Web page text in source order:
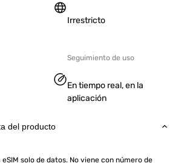
Irrestricto
Seguimiento de uso
En tiempo real, en la
aplicación
del producto
eSIM solo de datos. No viene con número de